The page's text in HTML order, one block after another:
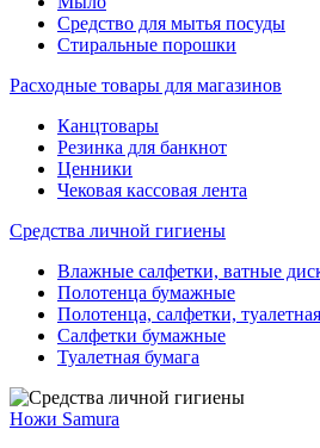
Средство для мытья посуды
Стиральные порошки
Расходные товары для магазинов
Канцтовары
Резинка для банкнот
Ценники
Чековая кассовая лента
Средства личной гигиены
Влажные салфетки, ватные
Полотенца бумажные
Полотенца, салфетки,
Салфетки бумажные
Туалетная бумага
Ножи Samura